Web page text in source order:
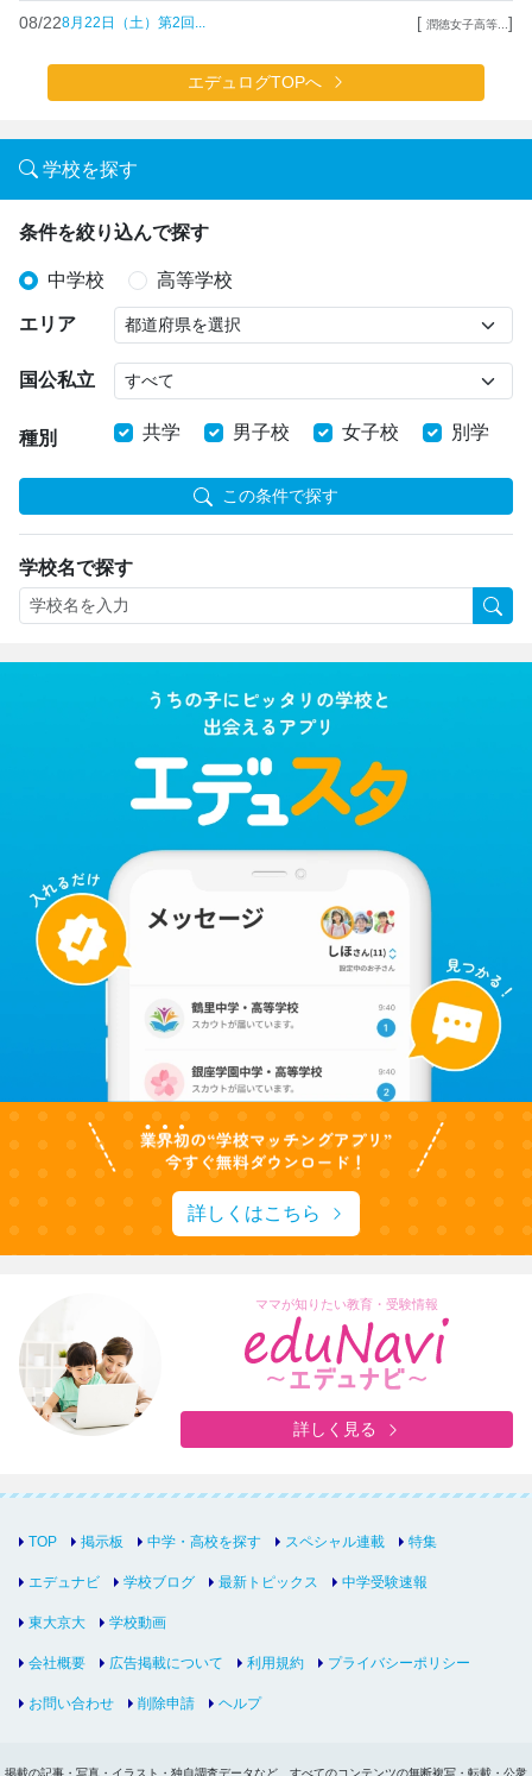
08/228月22日（土）第2回... [ 潤徳女子高等... ]
エデュログTOPへ
学校を探す
条件を絞り込んで探す
中学校 高等学校
エリア
国公私立
種別 共学 男子校 女子校 別学
この条件で探す
学校名で探す
詳しくはこちら
ママが知りたい教育・受験情報
詳しく見る
TOP 掲示板 中学・高校を探す スペシャル連載 特集
エデュナビ 学校ブログ 最新トピックス 中学受験速報
東大京大 学校動画
会社概要 広告掲載について 利用規約 プライバシーポリシー
お問い合わせ 削除申請 ヘルプ